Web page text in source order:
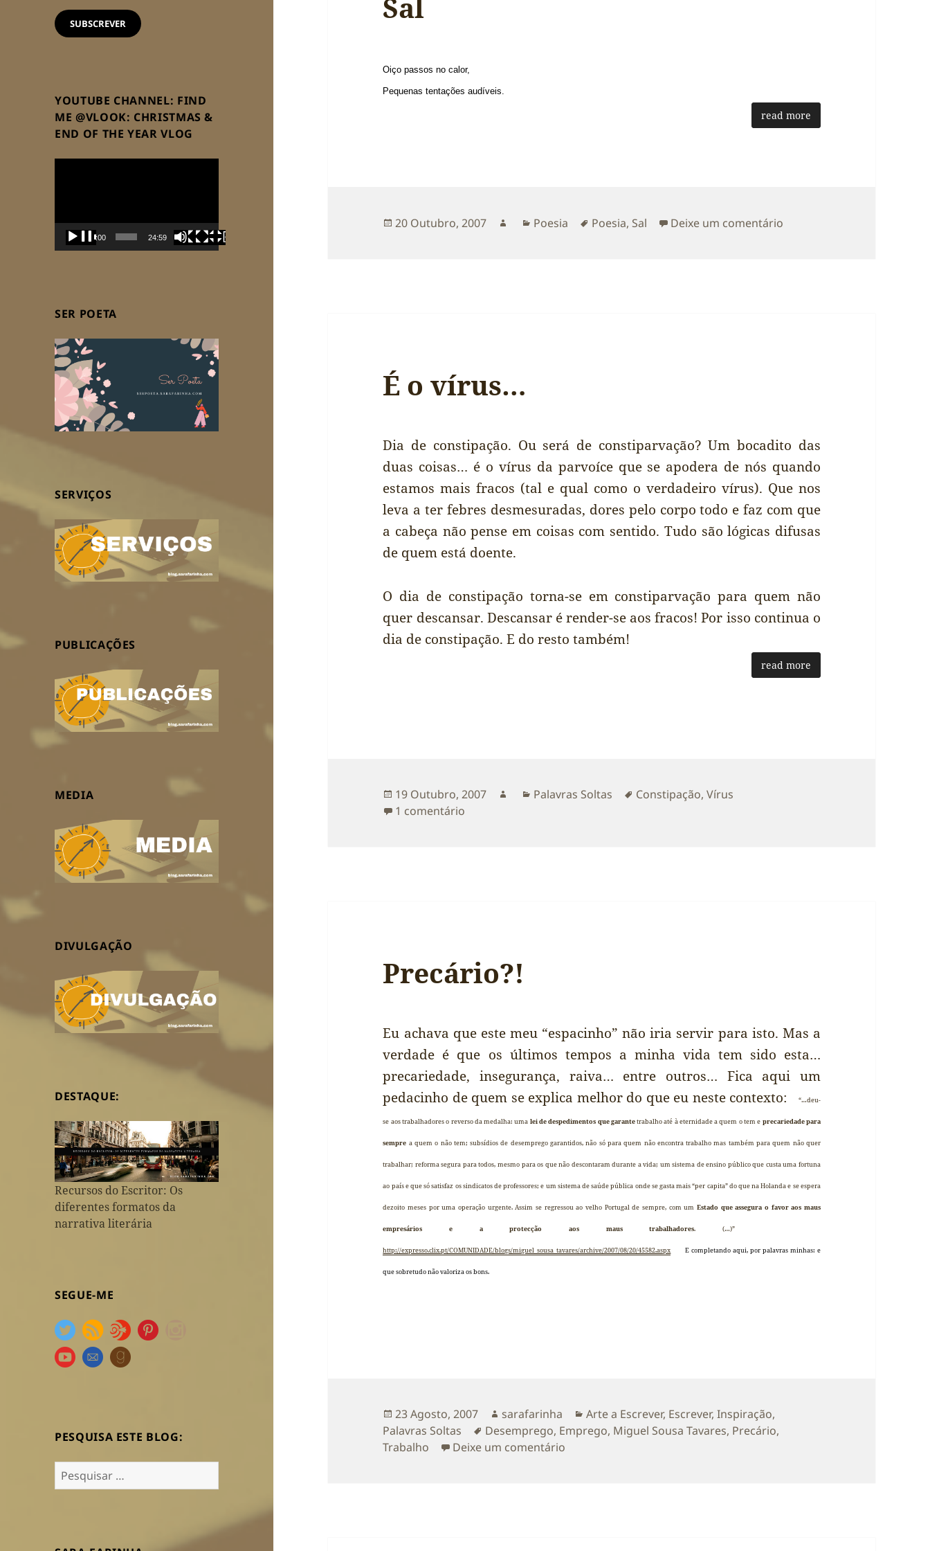
email
SUBSCREVER
YOUTUBE CHANNEL: FIND
ME @VLOOK: CHRISTMAS &
END OF THE YEAR VLOG
00:00 24:59
SER POETA
SERVIÇOS
PUBLICAÇÕES
MEDIA
DIVULGAÇÃO
DESTAQUE:
Recursos do Escritor: Os
diferentes formatos da
narrativa literária
SEGUE-ME
PESQUISA ESTE BLOG:
Pesquisar
por:
Sal
Oiço passos no calor,
Pequenas tentações audíveis.
read more
Publicado
20 Outubro, 2007 AutorCategorias
Poesia Etiquetas
Poesia, Sal Deixe um comentário
É o vírus…
Dia de constipação. Ou será de constiparvação? Um bocadito das
duas coisas… é o vírus da parvoíce que se apodera de nós quando
estamos mais fracos (tal e qual como o verdadeiro vírus). Que nos
leva a ter febres desmesuradas, dores pelo corpo todo e faz com que
a cabeça não pense em coisas com sentido. Tudo são lógicas difusas
de quem está doente.
O dia de constipação torna-se em constiparvação para quem não
quer descansar. Descansar é render-se aos fracos! Por isso continua o
dia de constipação. E do resto também!
read more
Publicado
a
19 Outubro, 2007 AutorCategorias
Palavras Soltas Etiquetas
Constipação,Vírus
1 comentário
Precário?!
Eu achava que este meu “espacinho” não iria servir para isto. Mas a
verdade é que os últimos tempos a minha vida tem sido esta…
precariedade, insegurança, raiva… entre outros… Fica aqui um
pedacinho de quem se explica melhor do que eu neste contexto:
“…deu-
se aos trabalhadores o reverso da medalha: uma lei de despedimentos que garantetrabalho até à eternidade a quem o tem e precariedade para
sempre a quem o não tem; subsídios de desemprego garantidos, não só para quem não encontra trabalho mas também para quem não quer
trabalhar; reforma segura para todos, mesmo para os que não descontaram durante a vida; um sistema de ensino público que custa uma fortuna
ao país e que só satisfaz os sindicatos de professores; e um sistema de saúde pública onde se gasta mais “per capita” do que na Holanda e se espera
dezoito meses por uma operação urgente. Assim se regressou ao velho Portugal de sempre, com um Estado que assegura o favor aos maus
empresários e a protecção aos maus trabalhadores. (…)”
http://expresso.clix.pt/COMUNIDADE/blogs/miguel_sousa_tavares/archive/2007/08/20/45582.aspx E completando aqui, por palavras minhas: e
que sobretudo não valoriza os bons.
Publicado
a
23 Agosto, 2007 Autor
sarafarinha Categorias
Arte a Escrever, Escrever,Inspiração,
Palavras Soltas
Etiquetas
Desemprego, Emprego, Miguel Sousa Tavares, Precário,
Trabalho
Deixe um comentário